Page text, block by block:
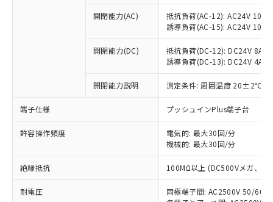
開閉能力(AC)
抵抗負荷(AC-12): AC24V 10A/
誘導負荷(AC-15): AC24V
開閉能力(DC)
抵抗負荷(DC-12): DC24V 8A/
誘導負荷(DC-13): DC24V 4A/
開閉能力説明 測定条件: 周囲温度 20±2℃、
端子仕様 プッシュインPlus端子台
許容操作頻度
電気的: 最大30回/分
機械的: 最大30回/分
絶縁抵抗 100MΩ以上 (DC500Vメガ、点
耐電圧
同極端子間: AC2500V 50/
ご利用条件
以下の条件をお読みいただき、同意のうえ
ご利用ください。
本サービスは、当社制御機器事業取扱
商品の当社在庫状況および標準価格
(税抜)を提供させていただくもので
当社制御機器事業取扱商品の中には、
本サービスの対象外となる商品もある
非含有に対応した製品が提供可能な商品で
対応予定：EU RoHS指令（10物質）の非含
有に対応した製品に切り替える予定のある
対応予定なし：EU RoHS指令（10物質）の
非含有に非対応の商品で、対応品を出す予
定はありません。
調査・確認中：EU RoHS指令（10物質）の
非含有の対応状況を調査中または確認中の
非該当品：ライセンス料など無形物で、有
害物質有無と関係のない商品です。
仕入先様の事情により、非含有部品として
※1 中国RoHS○×表
基準値以下であることを示します。
「×」：最大均質材料含有率が中国RoHSの
基準値を超えていることを示します。